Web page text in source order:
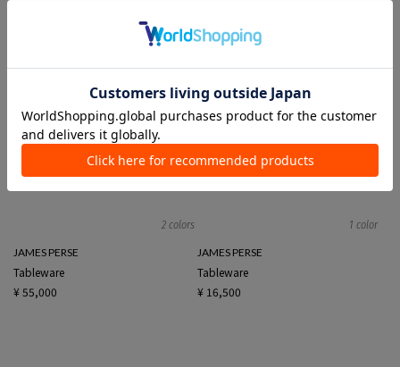
2 colors
JAMES PERSE
Tableware
¥ 55,000
1 color
JAMES PERSE
Tableware
¥ 16,500